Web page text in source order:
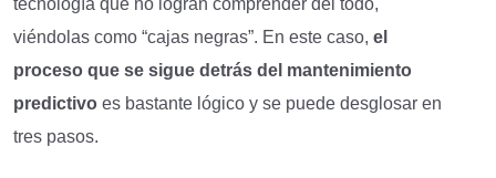
viéndolas como “cajas negras”. En este caso, el
proceso que se sigue detrás del mantenimiento
predictivo es bastante lógico y se puede desglosar en
tres pasos.